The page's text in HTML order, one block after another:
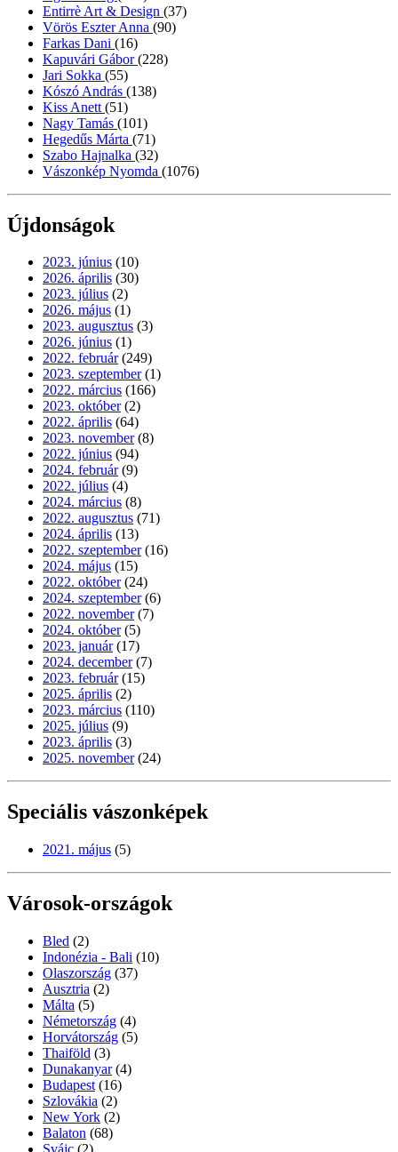
Entirrè Art & Design (37)
Vörös Eszter Anna (90)
Farkas Dani (16)
Kapuvári Gábor(228)
Jari Sokka (55)
Kószó András (138)
Kiss Anett (51)
Nagy Tamás (101)
Hegedűs Márta (71)
Szabo Hajnalka (32)
Vászonkép Nyomda (1076)
Újdonságok
2023. június (10)
2026. április (30)
2023. július (2)
2026. május (1)
2023. augusztus (3)
2026. június (1)
2022. február (249)
2023. szeptember (1)
2022. március (166)
2023. október (2)
2022. április (64)
2023. november (8)
2022. június (94)
2024. február (9)
2022. július (4)
2024. március (8)
2022. augusztus (71)
2024. április (13)
2022. szeptember (16)
2024. május (15)
2022. október (24)
2024. szeptember (6)
2022. november (7)
2024. október (5)
2023. január (17)
2024. december (7)
2023. február (15)
2025. április (2)
2023. március (110)
2025. július (9)
2023. április (3)
2025. november (24)
Speciális vászonképek
2021. május (5)
Városok-országok
Bled (2)
Indonézia - Bali (10)
Olaszország (37)
Ausztria (2)
Málta (5)
Németország (4)
Horvátország (5)
Thaiföld (3)
Dunakanyar (4)
Budapest (16)
Szlovákia (2)
New York (2)
Balaton (68)
Svájc (2)